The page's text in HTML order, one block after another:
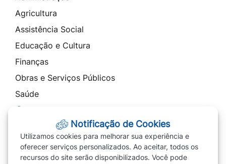
Agricultura
Assistência Social
Educação e Cultura
Finanças
Obras e Serviços Públicos
Saúde
Contato
Ouvidoria
SIC
Notificação de Cookies
Utilizamos cookies para melhorar sua experiência e
oferecer serviços personalizados. Ao aceitar, todos os
recursos do site serão disponibilizados. Você pode